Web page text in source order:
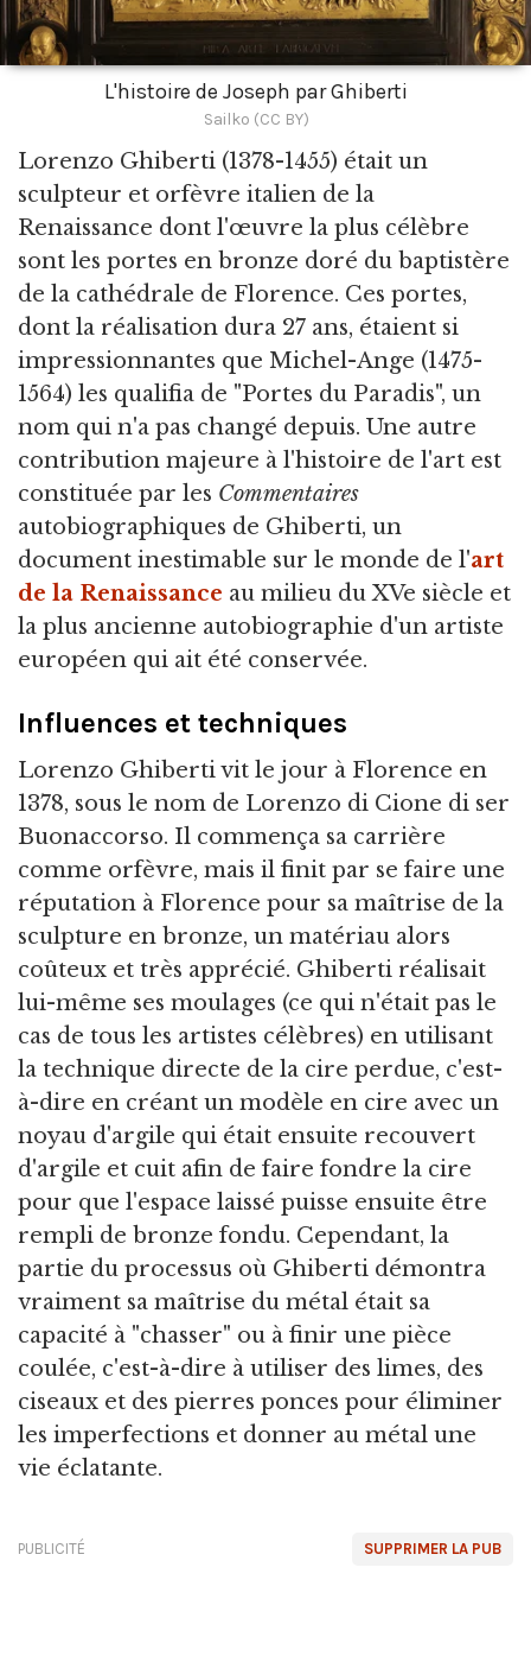
L'histoire de Joseph par Ghiberti
Sailko (CC BY)
Lorenzo Ghiberti (1378-1455) était un
sculpteur et orfèvre italien de la
Renaissance dont l'œuvre la plus célèbre
sont les portes en bronze doré du baptistère
de la cathédrale de Florence. Ces portes,
dont la réalisation dura 27 ans, étaient si
impressionnantes que Michel-Ange (1475-
1564) les qualifia de "Portes du Paradis", un
nom qui n'a pas changé depuis. Une autre
contribution majeure à l'histoire de l'art est
constituée par les Commentaires
autobiographiques de Ghiberti, un
document inestimable sur le monde de l'art
de la Renaissance au milieu du XVe siècle et
la plus ancienne autobiographie d'un artiste
européen qui ait été conservée.
Influences et techniques
Lorenzo Ghiberti vit le jour à Florence en
1378, sous le nom de Lorenzo di Cione di ser
Buonaccorso. Il commença sa carrière
comme orfèvre, mais il finit par se faire une
réputation à Florence pour sa maîtrise de la
sculpture en bronze, un matériau alors
coûteux et très apprécié. Ghiberti réalisait
lui-même ses moulages (ce qui n'était pas le
cas de tous les artistes célèbres) en utilisant
la technique directe de la cire perdue, c'est-
à-dire en créant un modèle en cire avec un
noyau d'argile qui était ensuite recouvert
d'argile et cuit afin de faire fondre la cire
pour que l'espace laissé puisse ensuite être
rempli de bronze fondu. Cependant, la
partie du processus où Ghiberti démontra
vraiment sa maîtrise du métal était sa
capacité à "chasser" ou à finir une pièce
coulée, c'est-à-dire à utiliser des limes, des
ciseaux et des pierres ponces pour éliminer
les imperfections et donner au métal une
vie éclatante.
SUPPRIMER LA PUB
PUBLICITÉ